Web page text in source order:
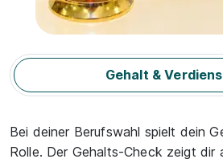
Gehalt &
Bei deiner Berufswahl spielt dein
Rolle. Der Gehalts-Check zeigt dir